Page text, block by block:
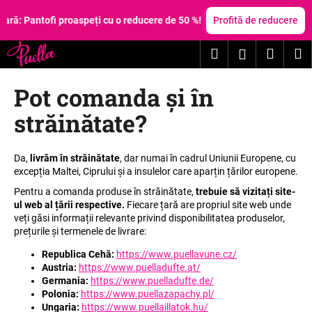
Pantofi proaspeți cu o reducere de 50 %! Profită de reducere
Căutare Coş
Pot comanda și în
străinătate?
Da, livrăm în străinătate, dar numai în cadrul Uniunii Europene, cu
excepția Maltei, Ciprului și a insulelor care aparțin țărilor europene.
Pentru a comanda produse în străinătate, trebuie să vizitați site-
ul web al țării respective. Fiecare țară are propriul site web unde
veți găsi informații relevante privind disponibilitatea produselor,
prețurile și termenele de livrare:
Republica Cehă: https://www.puellavune.cz/
Austria: https://www.puelladufte.at/
Germania: https://www.puelladufte.de/
Polonia: https://www.puellazapachy.pl/
Ungaria: https://www.puellaillatok.hu/
o
ş
C
e
c
ă
u
t
a
ţ
i
?